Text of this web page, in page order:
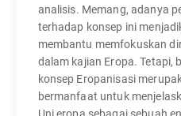
analisis. Memang, adanya
terhadap konsep ini
membantu memfokuskan
dalam kajian Eropa. Tetapi,
konsep Eropanisasi
bermanfaat untuk